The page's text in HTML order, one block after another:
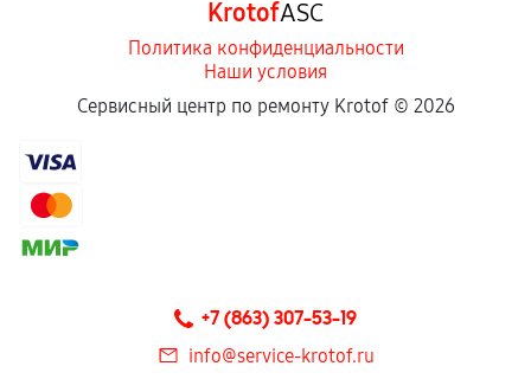
KrotofASC
Политика конфиденциальности
Наши условия
Сервисный центр по ремонту Krotof © 2026
+7 (863) 307-53-19
info@service-krotof.ru